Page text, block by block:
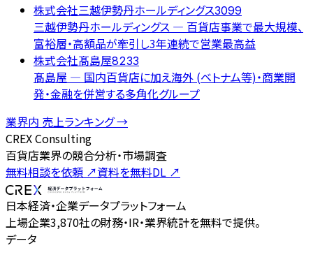
株式会社三越伊勢丹ホールディングス3099
三越伊勢丹ホールディングス — 百貨店事業で最大規模、
富裕層・高額品が牽引し3年連続で営業最高益
株式会社髙島屋8233
髙島屋 — 国内百貨店に加え海外 (ベトナム等)・商業開
発・金融を併営する多角化グループ
業界内 売上ランキング →
CREX Consulting
百貨店業界の競合分析・市場調査
無料相談を依頼 ↗資料を無料DL ↗
日本経済・企業データプラットフォーム
上場企業3,870社の財務・IR・業界統計を無料で提供。
データ